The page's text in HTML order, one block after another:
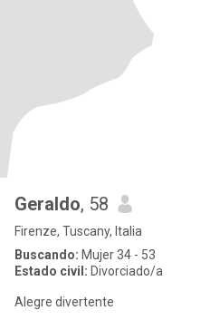
Geraldo, 58
Firenze, Tuscany, Italia
Buscando: Mujer 34 - 53
Estado civil: Divorciado/a
Alegre divertente